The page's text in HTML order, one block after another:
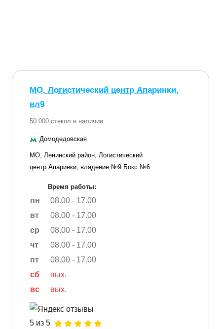
МО, Логистический центр Апаринки,
вл9
50 000 стекол в наличии
Домодедовская
МО, Ленинский район, Логистический
центр Апаринки, владение №9 Бокс №6
Время работы:
пн
08.00 - 17.00
вт
08.00 - 17.00
ср
08.00 - 17.00
чт
08.00 - 17.00
пт
08.00 - 17.00
сб
вых.
вс
вых.
5 из 5